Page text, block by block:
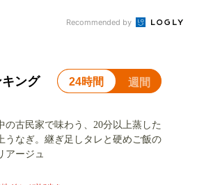
Recommended by
キング 24時間 週間
の古民家で味わう、20分以上蒸した
うなぎ。継ぎ足しタレと硬めご飯の
アージュ